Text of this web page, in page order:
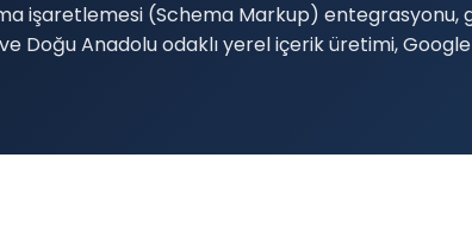
işaretlemesi (Schema Markup) entegrasyonu,
Doğu Anadolu odaklı yerel içerik üretimi,